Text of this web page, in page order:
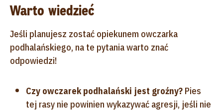
Warto wiedzieć
Jeśli planujesz zostać opiekunem owczarka
podhalańskiego, na te pytania warto znać
odpowiedzi!
Czy owczarek podhalański jest groźny? Pies
tej rasy nie powinien wykazywać agresji, jeśli nie